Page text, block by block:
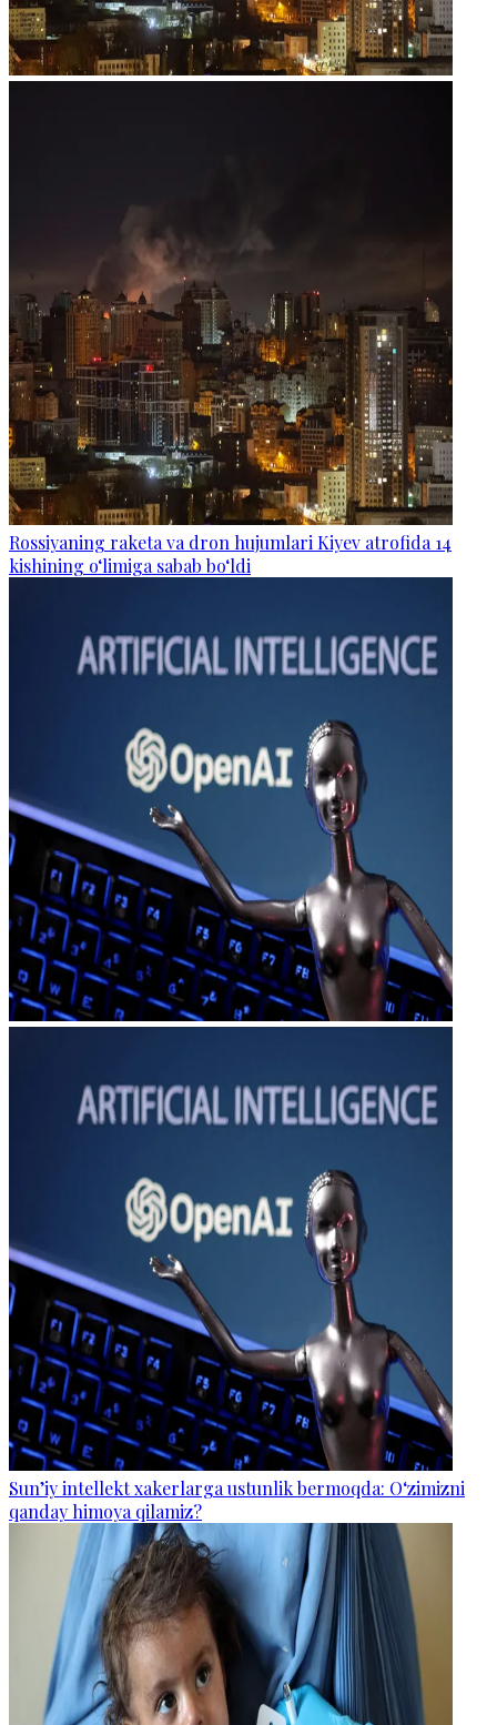
Rossiyaning raketa va dron hujumlari Kiyev atrofida 14
kishining o‘limiga sabab bo‘ldi
Sun’iy intellekt xakerlarga ustunlik bermoqda: O‘zimizni
qanday himoya qilamiz?